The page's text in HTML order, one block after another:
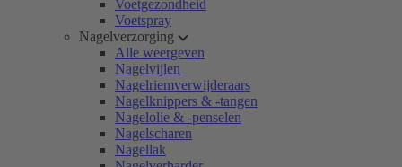
Voetgezondheid
Voetspray
Nagelverzorging
Alle weergeven
Nagelvijlen
Nagelriemverwijderaars
Nagelknippers & -tangen
Nagelolie & -penselen
Nagelscharen
Nagellak